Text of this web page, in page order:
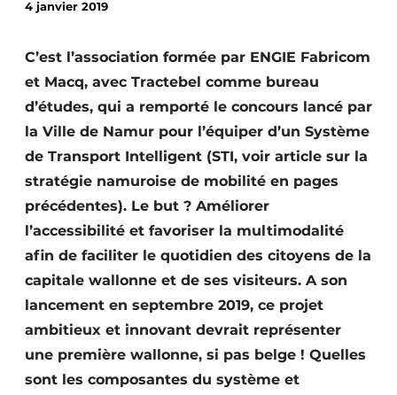
Video’s
Construction bois
Contrôle d’accès
Éclairage
Fondations
Façades
Géotextiles
Infrastructures souterraines et égouttage
4 janvier 2019
C’est l’association formée par ENGIE Fabricom
et Macq, avec Tractebel comme bureau
d’études, qui a remporté le concours lancé par
la Ville de Namur pour l’équiper d’un Système
de Transport Intelligent (STI, voir article sur la
stratégie namuroise de mobilité en pages
précédentes). Le but ? Améliorer
l’accessibilité et favoriser la multimodalité
afin de faciliter le quotidien des citoyens de la
capitale wallonne et de ses visiteurs. A son
lancement en septembre 2019, ce projet
ambitieux et innovant devrait représenter
une première wallonne, si pas belge ! Quelles
sont les composantes du système et